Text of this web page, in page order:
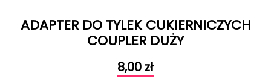
ADAPTER DO TYLEK CUKIERNICZYCH
COUPLER DUŻY
8,00 zł